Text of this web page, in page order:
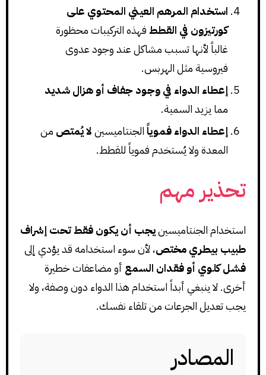
استخدام المرهم العيني المحتوي على
كورتيزون في القطط فهذه التركيبات محظورة
غالباً لأنها تسبب مشاكل عند وجود عدوى
فيروسية مثل الهربس.
إعطاء الدواء في وجود جفاف أو هزال شديد
مما يزيد السمية.
إعطاء الدواء فموياًالجنتاميسينلا يُمتص من
المعدة ولا يُستخدم فموياً للقطط.
تحذير مهم
استخدام الجنتاميسينيجب أن يكون فقط تحت إشراف
طبيب بيطري مختص، لأن سوء استخدامه قد يؤدي إلى
فشل كلوي أو فقدان السمع أو مضاعفات خطيرة
أخرى. لا ينبغي أبداً استخدام هذا الدواء دون وصفة، ولا
يجب تعديل الجرعات من تلقاء نفسك.
المصادر